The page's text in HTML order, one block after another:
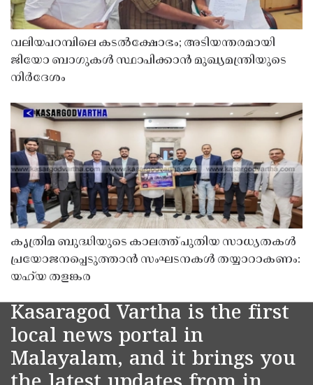
വലിയപറമ്പിലെ കടൽക്ഷോഭം; അടിയന്തരമായി
ജിയോ ബാഗുകൾ സ്ഥാപിക്കാൻ മുഖ്യമന്ത്രിയുടെ
നിർദേശം
കൃത്രിമ ബുദ്ധിയുടെ കാലത്ത് പുതിയ സാധ്യതകൾ
പ്രയോജനപ്പെടുത്താൻ സംഘടനകൾ തയ്യാറാകണം:
യഹ്‌യ തളങ്കര
Kasaragod Vartha is the first
local news portal in
Malayalam, and it brings you